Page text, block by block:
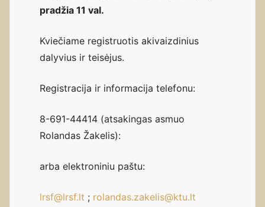
pradžia 11 val.
Kviečiame registruotis akivaizdinius
dalyvius ir teisėjus.
Registracija ir informacija telefonu:
8-691-44414 (atsakingas asmuo
Rolandas Žakelis):
arba elektroniniu paštu:
lrsf@lrsf.lt ; rolandas.zakelis@ktu.lt